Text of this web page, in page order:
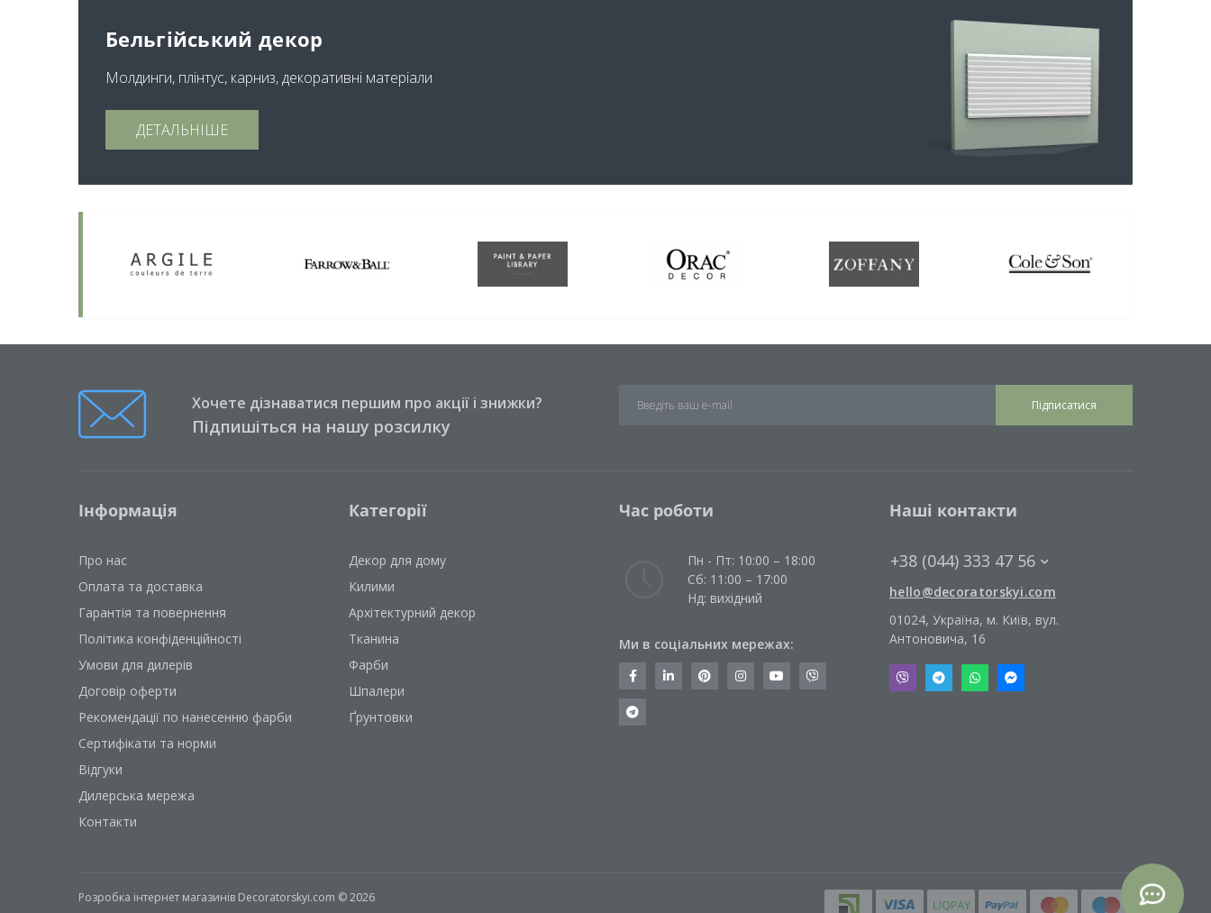
Бельгійський декор
Молдинги, плінтус, карниз, декоративні матеріали
ДЕТАЛЬНІШЕ
Хочете дізнаватися першим про акції і знижки?
Підпишіться на нашу розсилку
Підписатися
Інформація
Про нас
Оплата та доставка
Гарантія та повернення
Політика конфіденційності
Умови для дилерів
Договір оферти
Рекомендації по нанесенню фарби
Сертифікати та норми
Відгуки
Дилерська мережа
Контакти
Категорії
Декор для дому
Килими
Архітектурний декор
Тканина
Фарби
Шпалери
Ґрунтовки
Час роботи
Пн - Пт: 10:00 – 18:00
Сб: 11:00 – 17:00
Нд: вихідний
Ми в соціальних мережах:
Наші контакти
+38 (044) 333 47 56
hello@decoratorskyi.com
01024, Україна, м. Київ, вул.
Антоновича, 16
Розробка інтернет магазинів Decoratorskyi.com © 2026